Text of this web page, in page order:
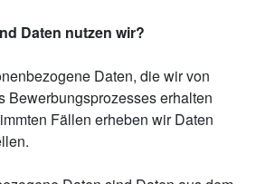
Daten nutzen wir?
Daten, die wir von
Bewerbungsprozesses erhalten
Fällen erheben wir Daten